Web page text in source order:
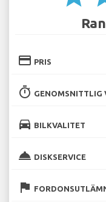
credit_card PRIS
timer GENOMSNITTLIG
directions_car BILKVALITET
room_service DISKSERVICE
flag